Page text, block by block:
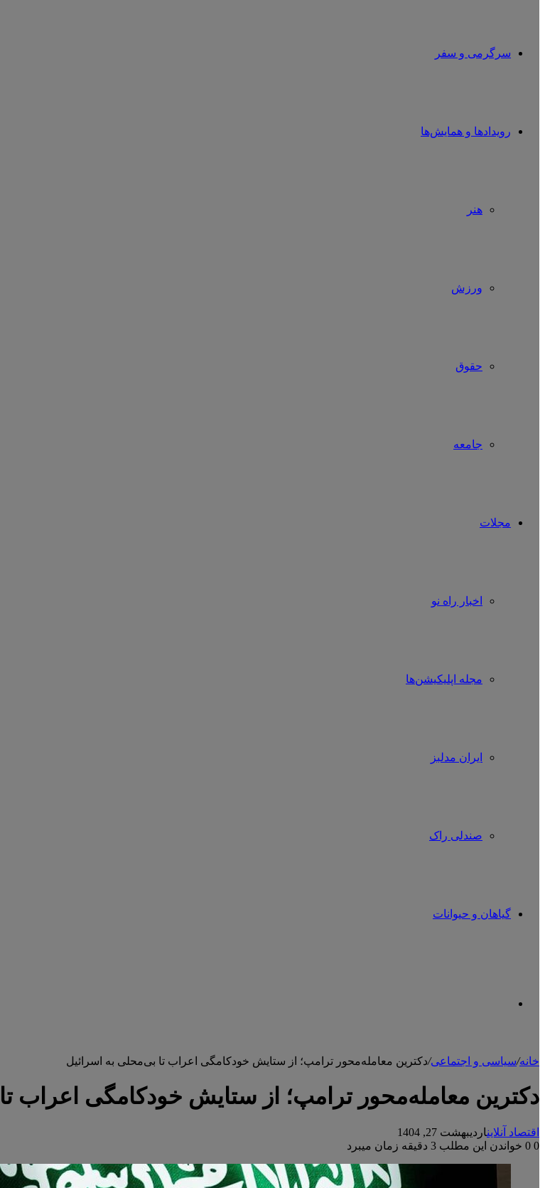
سرگرمی و سفر
رویدادها و همایش‌ها
هنر
ورزش
حقوق
جامعه
مجلات
اخبار راه نو
مجله اپلیکیشن‌ها
ایران مدلبز
صندلی راک
گیاهان و حیوانات
خانه/سیاسی و اجتماعی/دکترین معامله‌محور ترامپ؛ از ستایش خودکامگی اعراب تا بی‌محلی به اسرائیل
دکترین معامله‌محور ترامپ؛ از ستایش خودکامگی اعراب
اقتصاد آنلایناردیبهشت 27, 1404
0
خواندن این مطلب 3 دقیقه زمان میبرد